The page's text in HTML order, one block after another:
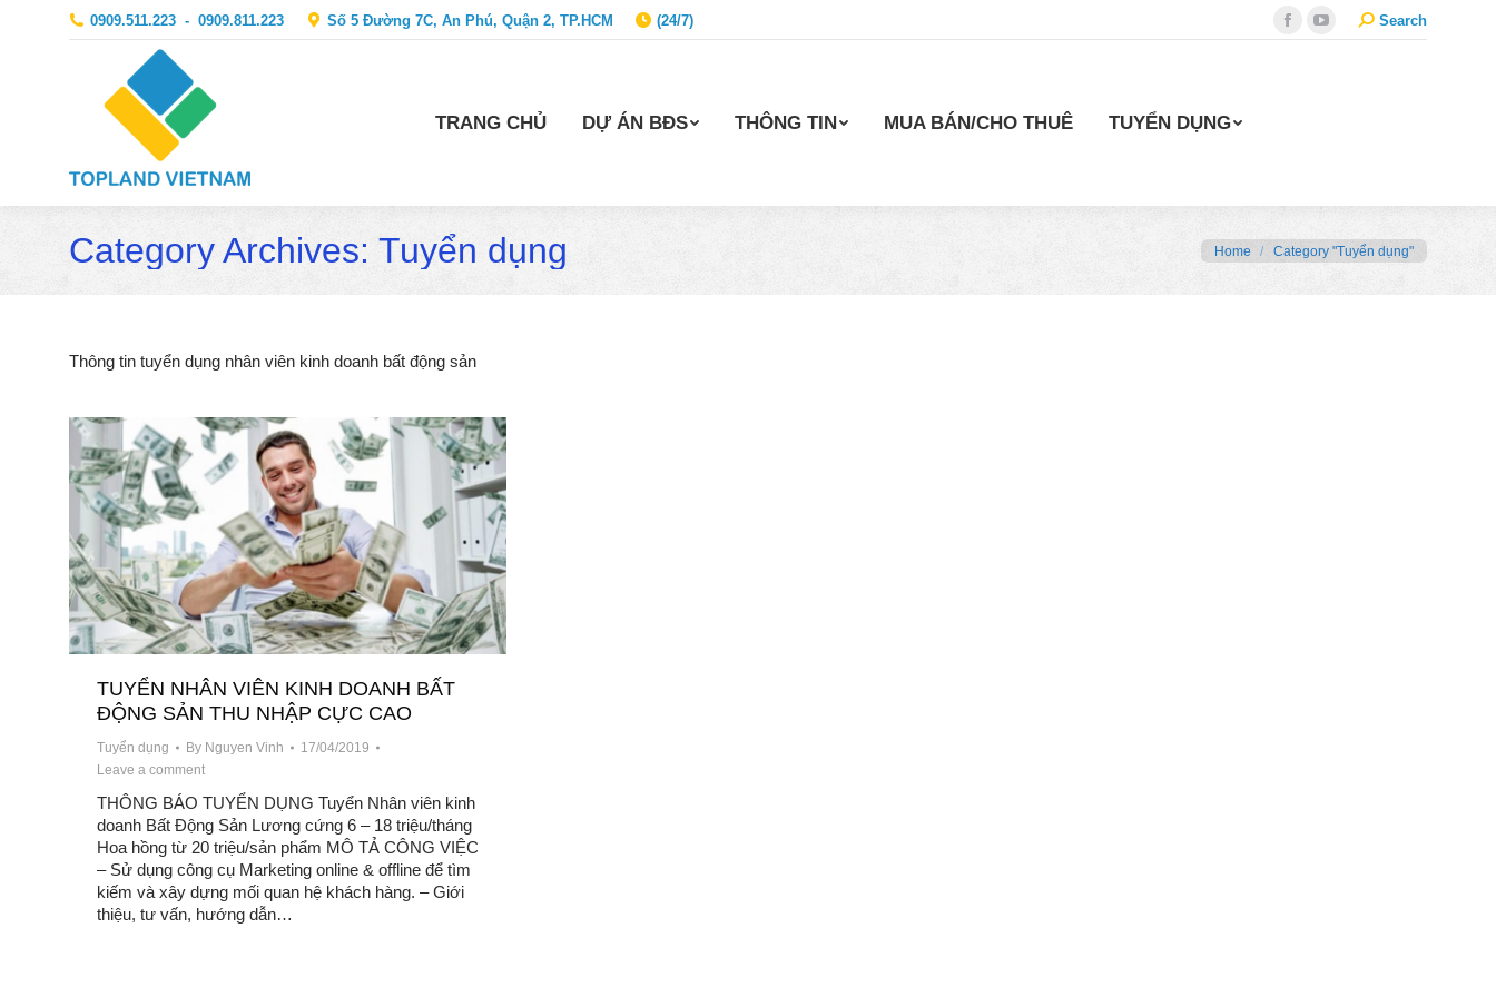
0909.511.223 - 0909.811.223 Số 5 Đường 7C, An Phú, Quận 2, TP.HCM (24/7)
Facebook
YouTube
Search:
Search
TRANG CHỦ DỰ ÁN BĐS THÔNG TIN MUA BÁN/CHO THUÊ TUYỂN DỤNG
Category Archives: Tuyển dụng You are here:
Home Category "Tuyển dụng"
Thông tin tuyển dụng nhân viên kinh doanh bất động sản
TUYỂN NHÂN VIÊN KINH DOANH BẤT
ĐỘNG SẢN THU NHẬP CỰC CAO
Tuyển dụng By Nguyen Vinh
17/04/2019
Leave a comment
THÔNG BÁO TUYỂN DỤNG Tuyển Nhân viên kinh
doanh Bất Động Sản Lương cứng 6 – 18 triệu/tháng
Hoa hồng từ 20 triệu/sản phẩm MÔ TẢ CÔNG VIỆC
– Sử dụng công cụ Marketing online & offline để tìm
kiếm và xây dựng mối quan hệ khách hàng. – Giới
thiệu, tư vấn, hướng dẫn…